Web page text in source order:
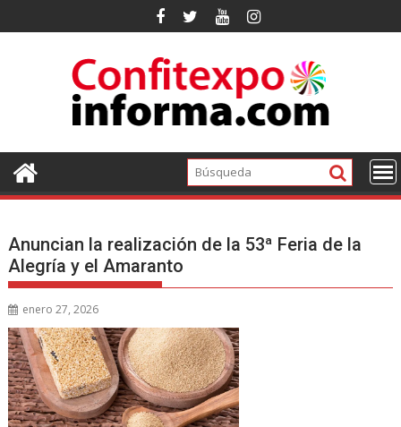
al
Anuncian la realización de la 53ª Feria de la
Alegría y el Amaranto
enero 27, 2026